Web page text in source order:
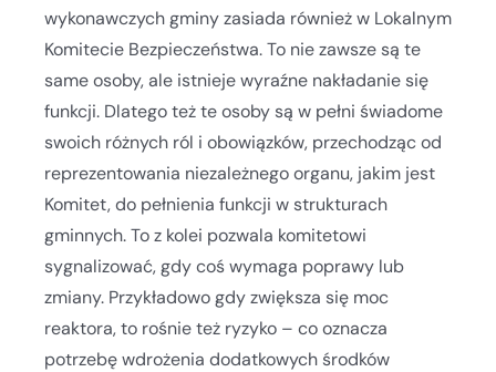
wykonawczych gminy zasiada również w Lokalnym
Komitecie Bezpieczeństwa. To nie zawsze są te
same osoby, ale istnieje wyraźne nakładanie się
funkcji. Dlatego też te osoby są w pełni świadome
swoich różnych ról i obowiązków, przechodząc od
reprezentowania niezależnego organu, jakim jest
Komitet, do pełnienia funkcji w strukturach
gminnych. To z kolei pozwala komitetowi
sygnalizować, gdy coś wymaga poprawy lub
zmiany. Przykładowo gdy zwiększa się moc
reaktora, to rośnie też ryzyko – co oznacza
potrzebę wdrożenia dodatkowych środków